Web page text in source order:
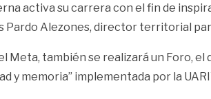
activa su carrera con el fin de
Pardo Alezones, director territorial
Meta, también se realizará un Foro,
y memoria” implementada por la